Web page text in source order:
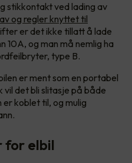
stikkontakt ved lading av
og regler knyttet til
er det ikke tillatt å lade
10A, og man må nemlig ha
type B.
er ment som en portabel
vil det bli slitasje på både
koblet til, og mulig
for elbil